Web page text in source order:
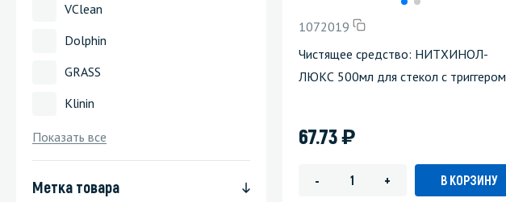
VClean
Dolphin
GRASS
Klinin
Показать все
Метка товара
1072019
Чистящее средство: НИТХИНОЛ-
ЛЮКС 500мл для стекол с триггером
67.73)
- + В КОРЗИНУ